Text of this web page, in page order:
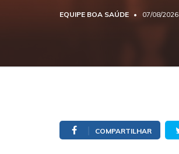
EQUIPE BOA SAÚDE 07/08/2026
COMPARTILHAR